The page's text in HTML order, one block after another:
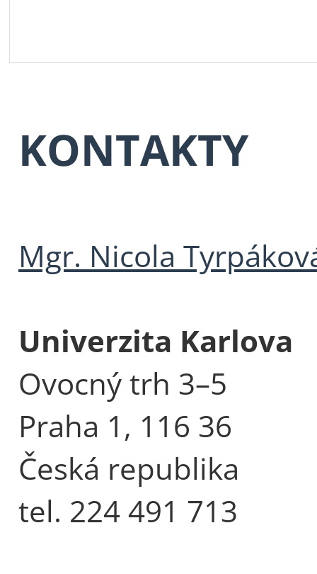
KONTAKTY
Mgr. Nicola
Univerzita Karlova
Ovocný trh 3–5
Praha 1, 116 36
Česká republika
tel. 224 491 713